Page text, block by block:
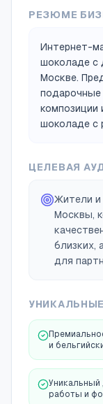
РЕЗЮМЕ
Интернет-
шоколаде с
Москве.
композиции
шоколаде с
ЦЕЛЕВАЯ
Жители и
Москвы,
близких,
для
и
Уникальный
работы и